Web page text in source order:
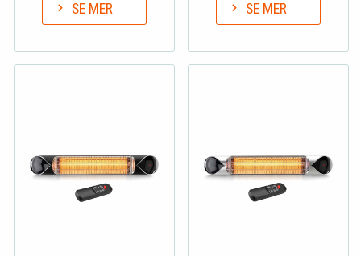
SE MER SE MER